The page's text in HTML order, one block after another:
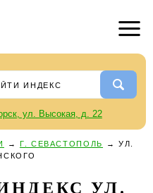
ул. Высокая, д. 22
→ Г. СЕВАСТОПОЛЬ → УЛ.
УЛ.